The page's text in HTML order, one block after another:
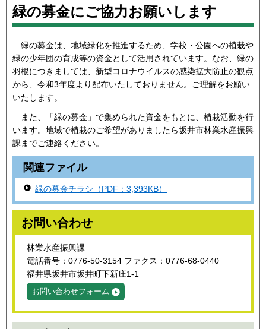
緑の募金にご協力お願いします
緑の募金は、地域緑化を推進するため、学校・公園への植栽や
緑の少年団の育成等の資金として活用されています。なお、緑の
羽根につきましては、新型コロナウイルスの感染拡大防止の観点
から、令和3年度より配布いたしておりません。ご理解をお願い
いたします。
また、「緑の募金」で集められた資金をもとに、植栽活動を行
います。地域で植栽のご希望がありましたら坂井市林業水産振興
課までご連絡ください。
関連ファイル
緑の募金チラシ（PDF：3,393KB）
お問い合わせ
林業水産振興課
電話番号：0776-50-3154 ファクス：0776-68-0440
福井県坂井市坂井町下新庄1-1
お問い合わせフォーム